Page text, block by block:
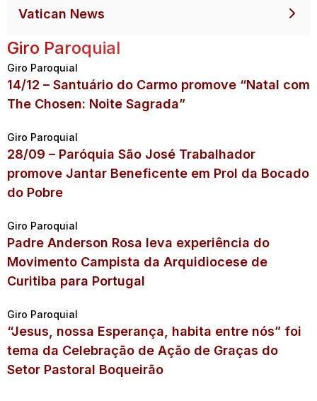
Vatican News
Giro Paroquial
Giro Paroquial
14/12 – Santuário do Carmo promove “Natal com
The Chosen: Noite Sagrada”
Giro Paroquial
28/09 – Paróquia São José Trabalhador
promove Jantar Beneficente em Prol da Bocado
do Pobre
Giro Paroquial
Padre Anderson Rosa leva experiência do
Movimento Campista da Arquidiocese de
Curitiba para Portugal
Giro Paroquial
“Jesus, nossa Esperança, habita entre nós” foi
tema da Celebração de Ação de Graças do
Setor Pastoral Boqueirão